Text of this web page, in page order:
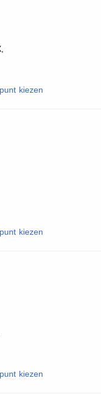
kiezen
kiezen
kiezen